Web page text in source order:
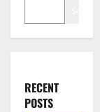
RECENT
POSTS